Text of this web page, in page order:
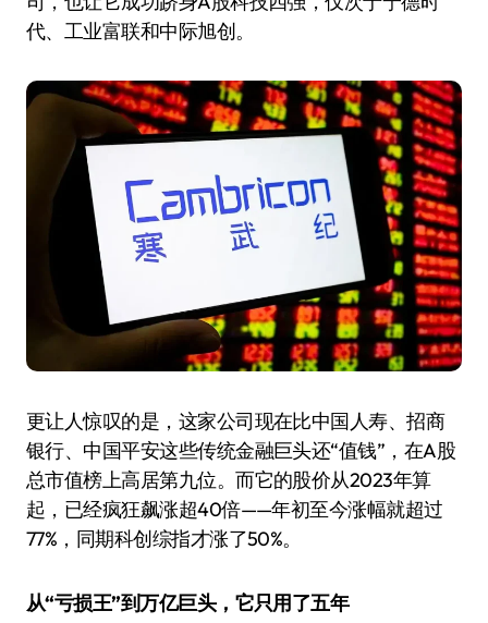
代、工业富联和中际旭创。
更让人惊叹的是，这家公司现在比中国人寿、招商
银行、中国平安这些传统金融巨头还“值钱”，在A股
总市值榜上高居第九位。而它的股价从2023年算
起，已经疯狂飙涨超40倍——年初至今涨幅就超过
77%，同期科创综指才涨了50%。
从“亏损王”到万亿巨头，它只用了五年